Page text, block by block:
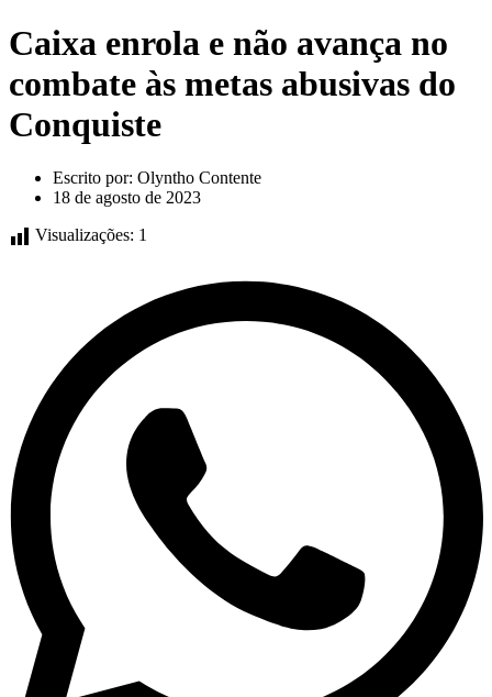
Caixa enrola e não avança no
combate às metas abusivas do
Conquiste
Escrito por: Olyntho Contente
18 de agosto de 2023
Visualizações: 1